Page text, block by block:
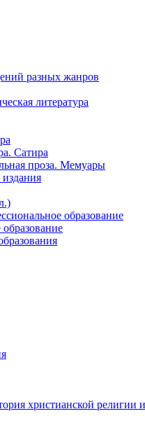
разных жанров
литература
Сатира
проза. Мемуары
образование
христианской религии